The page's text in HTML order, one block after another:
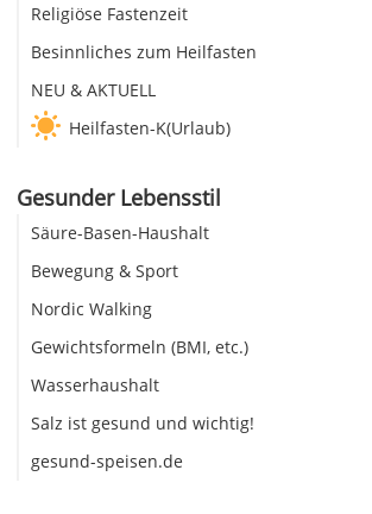
Religiöse Fastenzeit
Besinnliches zum Heilfasten
NEU & AKTUELL
Heilfasten-K(Urlaub)
Gesunder Lebensstil
Säure-Basen-Haushalt
Bewegung & Sport
Nordic Walking
Gewichtsformeln (BMI, etc.)
Wasserhaushalt
Salz ist gesund und wichtig!
gesund-speisen.de